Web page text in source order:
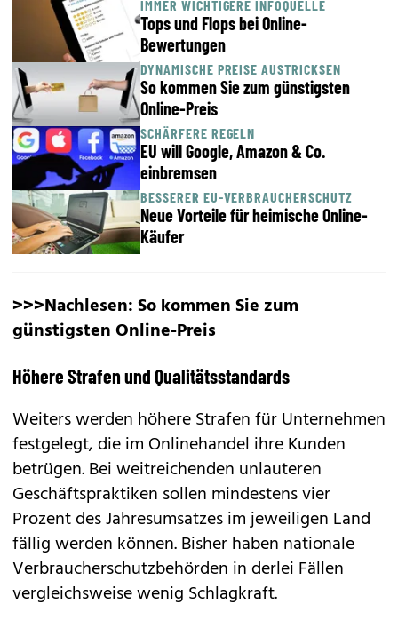
IMMER WICHTIGERE INFOQUELLE
Tops und Flops bei Online-
Bewertungen
DYNAMISCHE PREISE AUSTRICKSEN
So kommen Sie zum günstigsten
Online-Preis
SCHÄRFERE REGELN
EU will Google, Amazon & Co.
einbremsen
BESSERER EU-VERBRAUCHERSCHUTZ
Neue Vorteile für heimische Online-
Käufer
>>>Nachlesen:So kommen Sie zum
günstigsten Online-Preis
Höhere Strafen und Qualitätsstandards
Weiters werden höhere Strafen für Unternehmen
festgelegt, die im Onlinehandel ihre Kunden
betrügen. Bei weitreichenden unlauteren
Geschäftspraktiken sollen mindestens vier
Prozent des Jahresumsatzes im jeweiligen Land
fällig werden können. Bisher haben nationale
Verbraucherschutzbehörden in derlei Fällen
vergleichsweise wenig Schlagkraft.